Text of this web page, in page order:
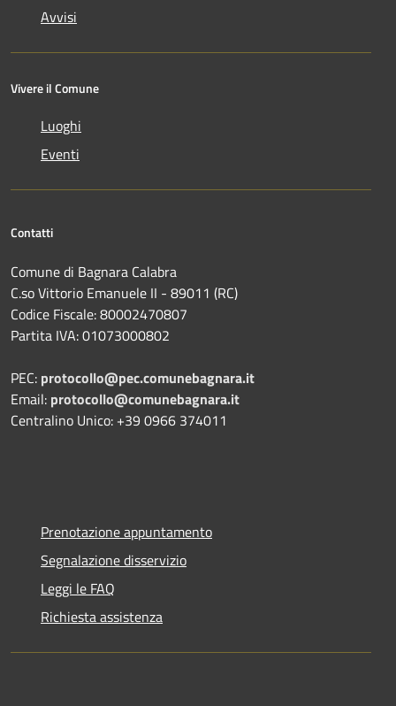
Avvisi
Vivere il Comune
Luoghi
Eventi
Contatti
Comune di Bagnara Calabra
C.so Vittorio Emanuele II - 89011 (RC)
Codice Fiscale:80002470807
Partita IVA:01073000802
PEC: protocollo@pec.comunebagnara.it
Email: protocollo@comunebagnara.it
Centralino Unico: +39 0966 374011
Prenotazione appuntamento
Segnalazione disservizio
Leggi le FAQ
Richiesta assistenza